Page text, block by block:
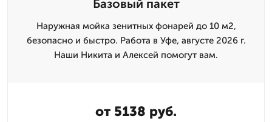
Базовый пакет
Наружная мойка зенитных фонарей до 10 м2,
безопасно и быстро. Работа в Уфе, августе 2026 г.
Наши Никита и Алексей помогут вам.
от 5138 руб.